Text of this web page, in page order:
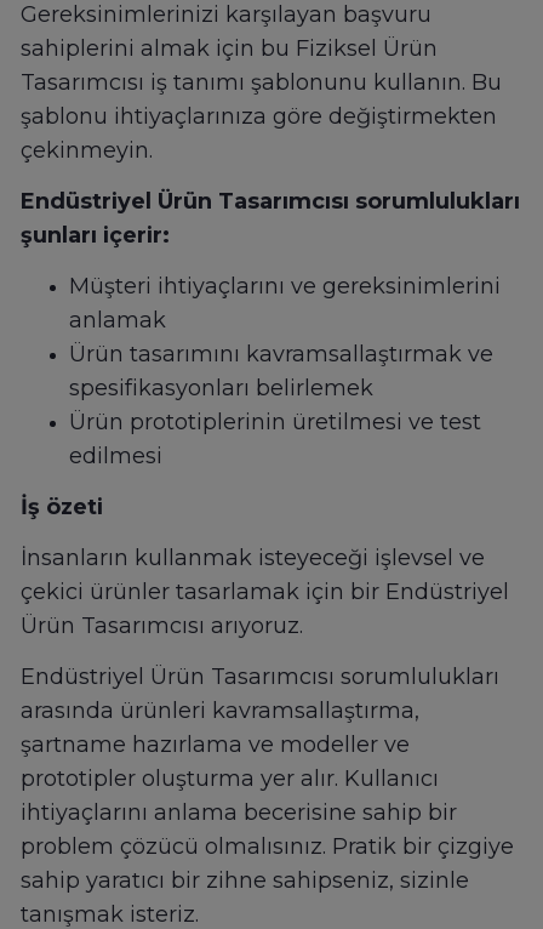
Gereksinimlerinizi karşılayan başvuru
sahiplerini almak için bu Fiziksel Ürün
Tasarımcısı iş tanımı şablonunu kullanın. Bu
şablonu ihtiyaçlarınıza göre değiştirmekten
çekinmeyin.
Endüstriyel Ürün Tasarımcısı sorumlulukları
şunları içerir:
Müşteri ihtiyaçlarını ve gereksinimlerini
anlamak
Ürün tasarımını kavramsallaştırmak ve
spesifikasyonları belirlemek
Ürün prototiplerinin üretilmesi ve test
edilmesi
İş özeti
İnsanların kullanmak isteyeceği işlevsel ve
çekici ürünler tasarlamak için bir Endüstriyel
Ürün Tasarımcısı arıyoruz.
Endüstriyel Ürün Tasarımcısı sorumlulukları
arasında ürünleri kavramsallaştırma,
şartname hazırlama ve modeller ve
prototipler oluşturma yer alır. Kullanıcı
ihtiyaçlarını anlama becerisine sahip bir
problem çözücü olmalısınız. Pratik bir çizgiye
sahip yaratıcı bir zihne sahipseniz, sizinle
tanışmak isteriz.